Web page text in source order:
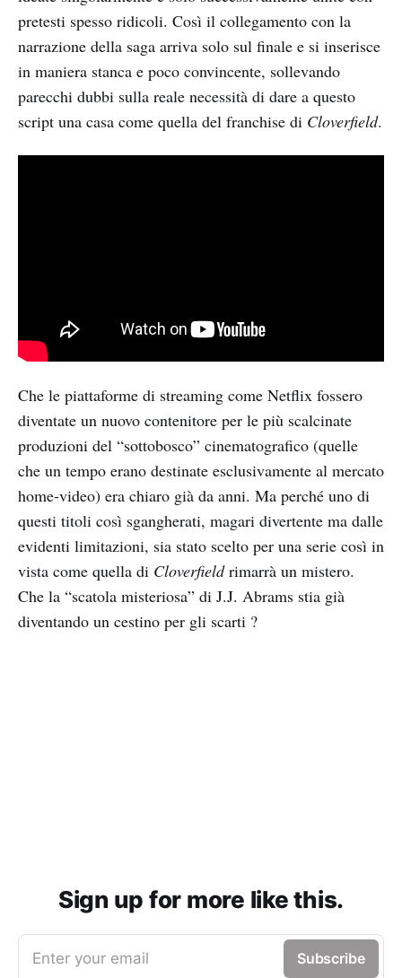
pretesti spesso ridicoli. Così il collegamento con la
narrazione della saga arriva solo sul finale e si inserisce
in maniera stanca e poco convincente, sollevando
parecchi dubbi sulla reale necessità di dare a questo
script una casa come quella del franchise di Cloverfield.
Che le piattaforme di streaming come Netflix fossero
diventate un nuovo contenitore per le più scalcinate
produzioni del “sottobosco” cinematografico (quelle
che un tempo erano destinate esclusivamente al mercato
home-video) era chiaro già da anni. Ma perché uno di
questi titoli così sgangherati, magari divertente ma dalle
evidenti limitazioni, sia stato scelto per una serie così in
vista come quella di Cloverfieldrimarrà un mistero.
Che la “scatola misteriosa” di J.J. Abrams stia già
diventando un cestino per gli scarti ?
Sign up for more like this.
Enter your email Subscribe